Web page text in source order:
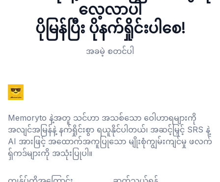
လေ့လာပါ
ပိုမြန်ပြီး ပိုနက်ရှိုင်းပါစေ!
အခမဲ့ စတင်ပါ
Memoryto နဲ့အတူ သင်ဟာ အသစ်သော ဝေါဟာရများကို
အလျင်အမြန်နဲ့ နက်ရှိုင်းစွာ ရယူနိုင်ပါတယ်၊ အဆင့်မြှင့် SRS နဲ့
AI အားဖြင့် အထောက်အကူပြုသော မျိုးစုံကျွမ်းကျင်မှု ဖလက်
ရှ်ကဒ်များကို အသုံးပြုပါ။